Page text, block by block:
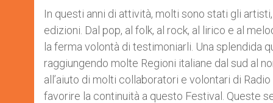
In questi anni di attività, molti sono stati gli
edizioni. Dal pop, al folk, al rock, al lirico e al
la ferma volontà di testimoniarli. Una splendida
raggiungendo molte Regioni italiane dal sud al
all’aiuto di molti collaboratori e volontari di
favorire la continuità a questo Festival. Queste